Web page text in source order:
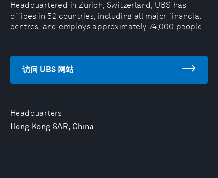
Headquarters
Hong Kong SAR, China
Headquartered in Zurich, Switzerland, UBS has
offices in 52 countries, including all major financial
centres, and employs approximately 74,000 people.
访问 UBS 网站